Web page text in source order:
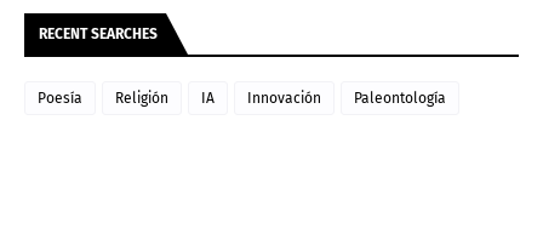
RECENT SEARCHES
Poesía Religión IA Innovación Paleontología